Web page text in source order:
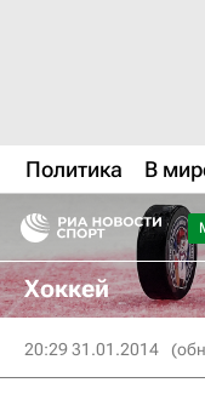
Политика В
Хоккей
20:29 31.01.2014